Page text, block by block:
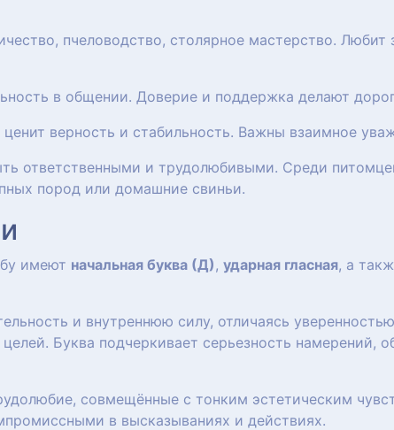
пчеловодство, столярное мастерство. Любит
в общении. Доверие и поддержка делают
верность и стабильность. Важны взаимное
ответственными и трудолюбивыми. Среди
пород или домашние свиньи.
имеют начальная буква (Д), ударная гласная, а
и внутреннюю силу, отличаясь
Буква подчеркивает серьезность намерений,
совмещённые с тонким эстетическим
в высказываниях и действиях.